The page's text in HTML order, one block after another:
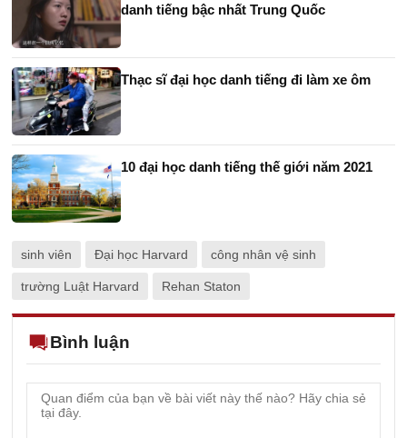
danh tiếng bậc nhất Trung Quốc
Thạc sĩ đại học danh tiếng đi làm xe ôm
10 đại học danh tiếng thế giới năm 2021
sinh viên Đại học Harvard công nhân vệ sinh
trường Luật Harvard Rehan Staton
Bình luận